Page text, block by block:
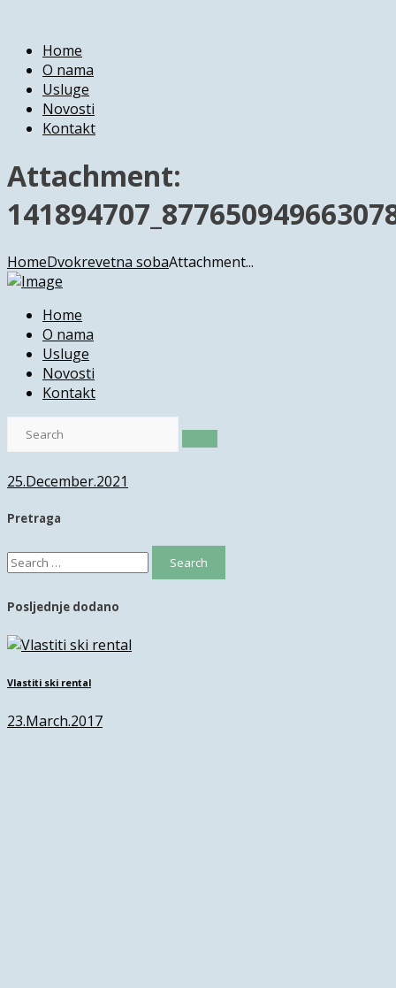
Home
O nama
Usluge
Novosti
Kontakt
Attachment:
HomeDvokrevetna sobaAttachment...
Home
O nama
Usluge
Novosti
Kontakt
25.December.2021
Pretraga
Search
for:
Posljednje dodano
Vlastiti ski rental
23.March.2017